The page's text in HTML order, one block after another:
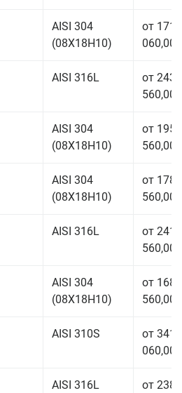
AISI 304
(08Х18Н10)
от 171
060,00
AISI 316L
от 243
560,00
AISI 304
(08Х18Н10)
от 195
560,00
AISI 304
(08Х18Н10)
от 178
560,00
AISI 316L
от 241
560,00
AISI 304
(08Х18Н10)
от 168
560,00
AISI 310S
от 341
060,00
AISI 316L
от 238